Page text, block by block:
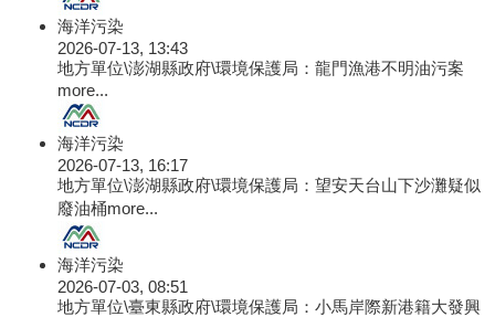
海洋污染
2026-07-13, 13:43
地方單位\澎湖縣政府\環境保護局：龍門漁港不明油污案
more...
海洋污染
2026-07-13, 16:17
地方單位\澎湖縣政府\環境保護局：望安天台山下沙灘疑似
廢油桶more...
海洋污染
2026-07-03, 08:51
地方單位\臺東縣政府\環境保護局：小馬岸際新港籍大發興